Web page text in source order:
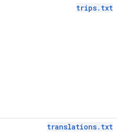
trips.txt
translations.txt